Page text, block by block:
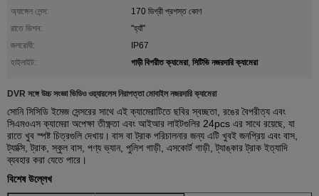
অ্যাঙ্গেল লেন্স:
170 ডিগ্রী প্রশস্ত কোণ
রাতে ভিশন:
"হ্যাঁ"
জলরোধী:
IP67
হাইলাইট:
গাড়ী বিপরীত ক্যামেরা, সিটিভি নজরদারি ক্যামেরা
DVR সঙ্গে উচ্চ সংজ্ঞা ভিডিও ওয়্যারলেস নিরাপত্তা মোবাইল নজরদারি ক্যামেরা
সোনি সিসিডি ইমেজ সেন্সরের সাথে এই ক্যামেরাটিতে ছবির স্বচ্ছতা, রঙের বৈপরীত্য এবং
সিএমওএস ক্যামেরা অপেক্ষা তীক্ষ্ণতা এবং আইআর লাইটগুলির 24pcs এর সাথে রয়েছে, যা
রাতে খুব স্পষ্ট চিত্রগুলি দেখায়। বাস বা ট্রাক পরিচালনার জন্য এটি খুবই জনপ্রিয় এবং বাস,
ট্যাক্সি, ট্রাক, স্কুল বাস, পণ্য ভ্যান, পুলিশ গাড়ী, এসকোর্ট গাড়ী, ট্যাঙ্কার ট্রাক ইত্যাদি
ব্যবহার করা যেতে পারে।
বিশেষ উল্লেখ